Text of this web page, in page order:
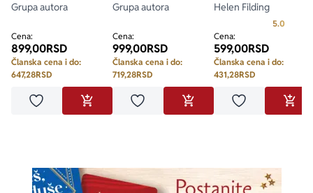
Grupa autora
Cena:
899,00RSD
Članska cena i do:
647,28RSD
Dodaj u omiljeneDODAJ U KORPU
Grupa autora
Cena:
999,00RSD
Članska cena i do:
719,28RSD
Dodaj u omiljeneDODAJ U KORPU
Helen Filding
5.0
Cena:
599,00RSD
Članska cena i do:
431,28RSD
Dodaj u